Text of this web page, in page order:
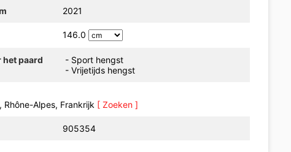
2021
146.0
het paard
- Sport hengst
- Vrijetijds hengst
Rhône-Alpes, Frankrijk [ Zoeken ]
905354